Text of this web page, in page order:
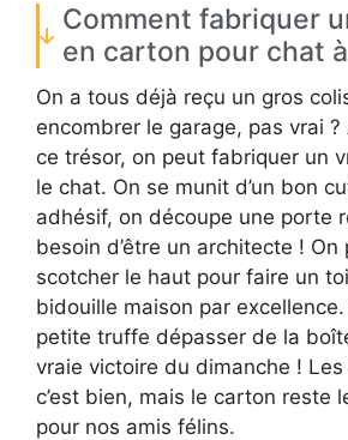
Comment fabriquer
en carton pour chat
On a tous déjà reçu un gros
encombrer le garage, pas vrai
ce trésor, on peut fabriquer un
le chat. On se munit d’un bon
adhésif, on découpe une porte
besoin d’être un architecte ! On
scotcher le haut pour faire un
bidouille maison par
petite truffe dépasser de la
vraie victoire du dimanche !
c’est bien, mais le carton reste
pour nos amis félins.